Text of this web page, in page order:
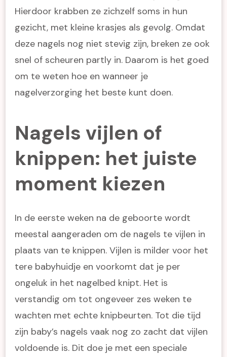
Hierdoor krabben ze zichzelf soms in hun
gezicht, met kleine krasjes als gevolg. Omdat
deze nagels nog niet stevig zijn, breken ze ook
snel of scheuren partly in. Daarom is het goed
om te weten hoe en wanneer je
nagelverzorging het beste kunt doen.
Nagels vijlen of
knippen: het juiste
moment kiezen
In de eerste weken na de geboorte wordt
meestal aangeraden om de nagels te vijlen in
plaats van te knippen. Vijlen is milder voor het
tere babyhuidje en voorkomt dat je per
ongeluk in het nagelbed knipt. Het is
verstandig om tot ongeveer zes weken te
wachten met echte knipbeurten. Tot die tijd
zijn baby’s nagels vaak nog zo zacht dat vijlen
voldoende is. Dit doe je met een speciale